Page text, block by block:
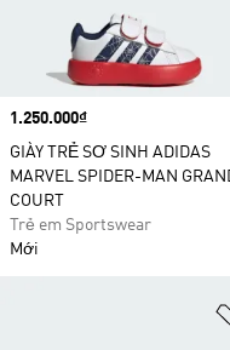
Price
1.250.000₫
GIÀY TRẺ SƠ SINH ADIDAS
MARVEL SPIDER-MAN
COURT
Trẻ em Sportswear
Mới